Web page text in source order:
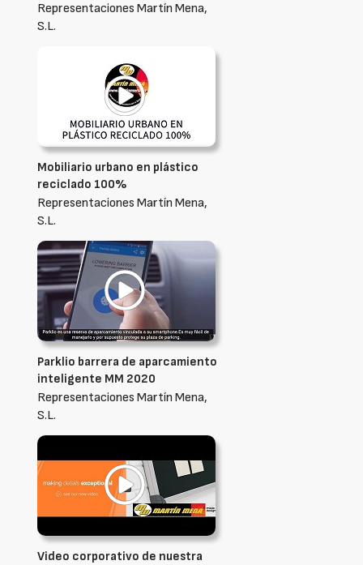
Representaciones Martín Mena,
S.L.
Mobiliario urbano en plástico
reciclado 100%
Representaciones Martín Mena,
S.L.
Parklio barrera de aparcamiento
inteligente MM 2020
Representaciones Martín Mena,
S.L.
Video corporativo de nuestra